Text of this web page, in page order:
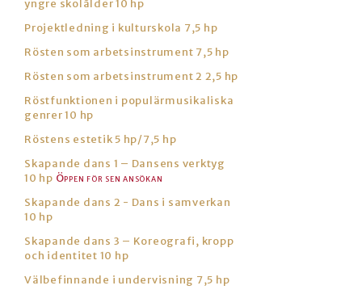
yngre skolålder 10 hp
Projektledning i kulturskola 7,5 hp
Rösten som arbetsinstrument 7,5 hp
Rösten som arbetsinstrument 2 2,5 hp
Röstfunktionen i populärmusikaliska
genrer 10 hp
Röstens estetik 5 hp/7,5 hp
Skapande dans 1 – Dansens verktyg
10 hp
Skapande dans 2 - Dans i samverkan
10 hp
Skapande dans 3 – Koreografi, kropp
och identitet 10 hp
Välbefinnande i undervisning 7,5 hp